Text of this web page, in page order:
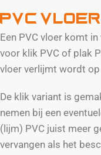
PVC
Een PVC vloer komt
voor klik PVC of plak
vloer verlijmt wordt op
De klik variant is
nemen bij een
(lijm) PVC juist meer
vervangen als het